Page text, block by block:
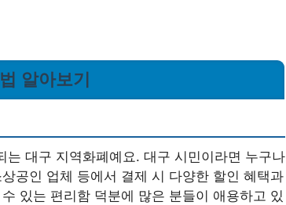
알아보기
대구 지역화폐예요. 대구 시민이라면 누구나
공인 업체 등에서 결제 시 다양한 할인 혜택과
있는 편리함 덕분에 많은 분들이 애용하고 있